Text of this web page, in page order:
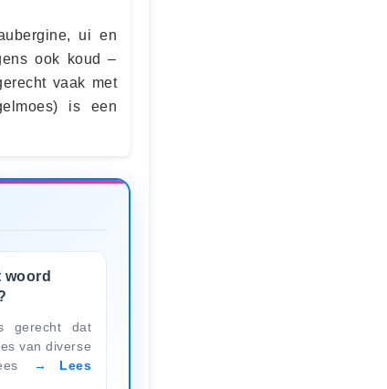
ui en
ook koud –
vaak met
is een
woord
gerecht dat
van diverse
Lees